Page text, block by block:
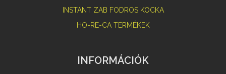
INSTANT ZAB FODROS KOCKA
HO-RE-CA TERMÉKEK
INFORMÁCIÓK